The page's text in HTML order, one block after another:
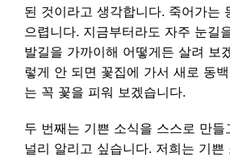
된 것이라고 생각합니다. 죽어가는
으렵니다. 지금부터라도 자주 눈길
발길을 가까이해 어떻게든 살려 보
렇게 안 되면 꽃집에 가서 새로 동
는 꼭 꽃을 피워 보겠습니다.
두 번째는 기쁜 소식을 스스로 만들
널리 알리고 싶습니다. 저희는 기